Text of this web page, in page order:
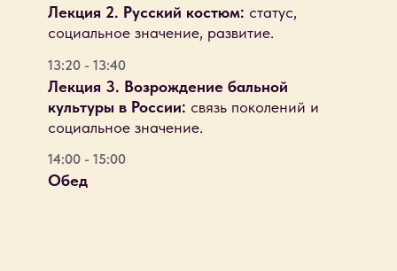
Лекция 2. Русский костюм: статус,
социальное значение, развитие.
13:20 - 13:40
Лекция 3. Возрождение бальной
культуры в России: связь поколений и
социальное значение.
14:00 - 15:00
Обед